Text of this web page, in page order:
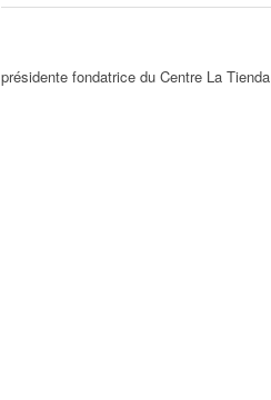
présidente fondatrice du Centre La Tienda